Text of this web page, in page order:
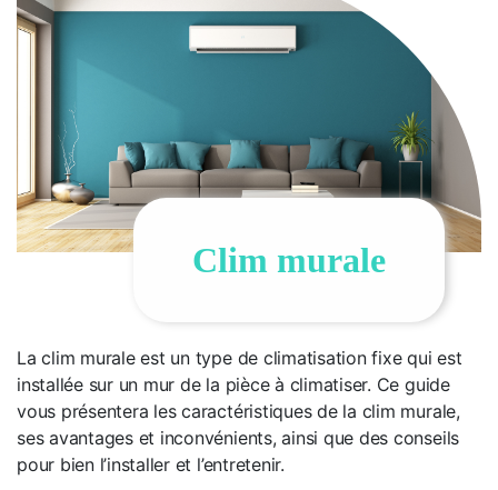
Clim murale
La clim murale est un type de climatisation fixe qui est
installée sur un mur de la pièce à climatiser. Ce guide
vous présentera les caractéristiques de la clim murale,
ses avantages et inconvénients, ainsi que des conseils
pour bien l’installer et l’entretenir.